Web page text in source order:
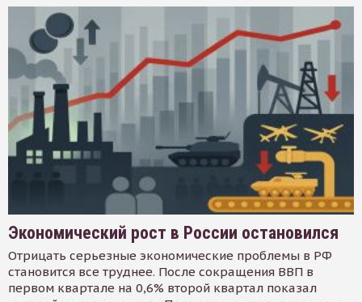
Экономический рост в России остановился
Отрицать серьезные экономические проблемы в РФ
становится все труднее. После сокращения ВВП в
первом квартале на 0,6% второй квартал показал